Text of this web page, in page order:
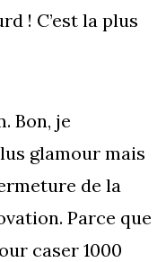
! C’est la plus
Bon, je
glamour mais
de la
Parce que
caser 1000